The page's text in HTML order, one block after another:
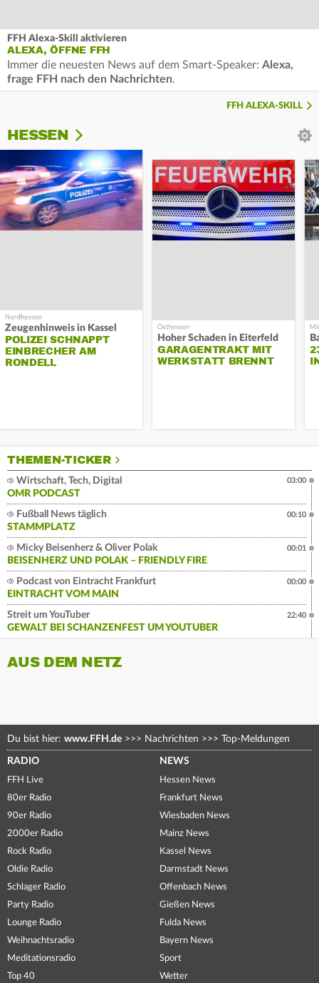
FFH Alexa-Skill aktivieren
ALEXA, ÖFFNE FFH
Immer die neuesten News auf dem Smart-Speaker: Alexa,
frage FFH nach den Nachrichten.
FFH ALEXA-SKILL
HESSEN
Zeugenhinweis in Kassel
POLIZEI SCHNAPPT
EINBRECHER AM
RONDELL
Hoher Schaden in Eiterfeld
GARAGENTRAKT MIT
WERKSTATT BRENNT
THEMEN-TICKER
Wirtschaft, Tech, Digital
OMR PODCAST
03:00
Fußball News täglich
STAMMPLATZ
00:10
Micky Beisenherz & Oliver Polak
BEISENHERZ UND POLAK – FRIENDLY FIRE
00:01
Podcast von Eintracht Frankfurt
EINTRACHT VOM MAIN
00:00
Streit um YouTuber
GEWALT BEI SCHANZENFEST UM YOUTUBER
22:40
AUS DEM NETZ
Du bist hier: www.FFH.de >>> Nachrichten >>> Top-Meldungen
RADIO
FFH Live
80er Radio
90er Radio
2000er Radio
Rock Radio
Oldie Radio
Schlager Radio
Party Radio
Lounge Radio
Weihnachtsradio
Meditationsradio
Top 40
NEWS
Hessen News
Frankfurt News
Wiesbaden News
Mainz News
Kassel News
Darmstadt News
Offenbach News
Gießen News
Fulda News
Bayern News
Sport
Wetter